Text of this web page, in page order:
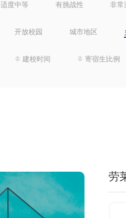
适度中等 有挑战性 非常
开放校园 城市地区
建校时间 寄宿生比例
劳